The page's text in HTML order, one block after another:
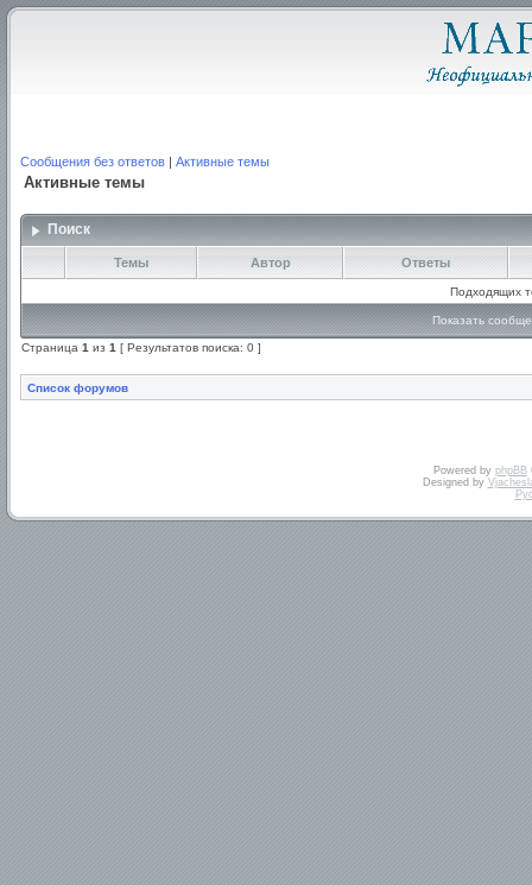
Сообщения без ответов | Активные темы
Активные темы
Поиск
Темы Автор Ответы
Подходящих
Показать
Страница 1 из 1 [ Результатов поиска: 0 ]
Список форумов
Powered by phpBB
Designed by